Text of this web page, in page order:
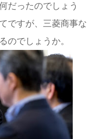
だったのでしょう
ですが、三菱商事な
のでしょうか。